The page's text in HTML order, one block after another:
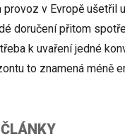
provoz v Evropě ušetřil
doručení přitom
k uvaření jedné
to znamená méně